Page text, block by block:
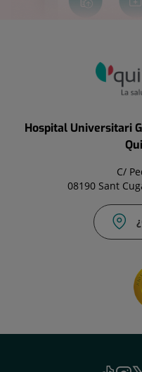
Hospital Universitari
C/
08190 Sant